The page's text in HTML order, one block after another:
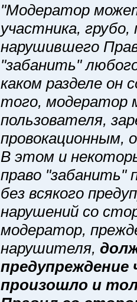
"Модератор
участника,
нарушившего
"забанить"
каком разделе он
того, модератор
пользователя,
провокационным,
В этом и
право "забанить"
без всякого
нарушений со
модератор,
нарушителя,
предупреждение
произошло и